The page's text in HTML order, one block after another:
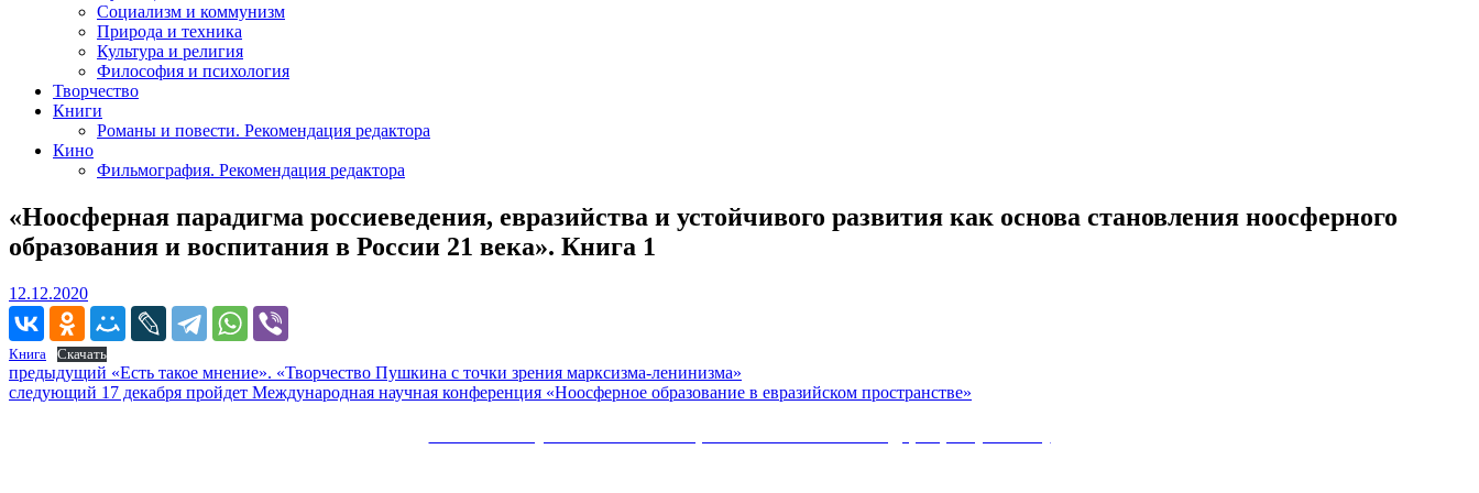
Социализм и коммунизм
Природа и техника
Культура и религия
Философия и психология
Творчество
Книги
Романы и повести. Рекомендация редактора
Кино
Фильмография. Рекомендация редактора
«Ноосферная парадигма россиеведения, евразийства и устойчивого развития как основа становления ноосферного
образования и воспитания в России 21 века». Книга 1
12.12.202012.12.2020
Книга Скачать
Навигация
по
предыдущий Предыдущий
пост:
«Есть такое мнение». «Творчество Пушкина с точки зрения марксизма-ленинизма»
следующий Следующее
17 декабря пройдет Международная научная конференция «Ноосферное образование в евразийском пространстве»